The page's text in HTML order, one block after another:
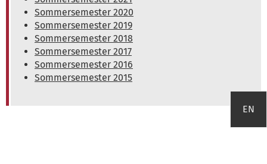
EN
Sommersemester 2020
Sommersemester 2019
Sommersemester 2018
Sommersemester 2017
Sommersemester 2016
Sommersemester 2015